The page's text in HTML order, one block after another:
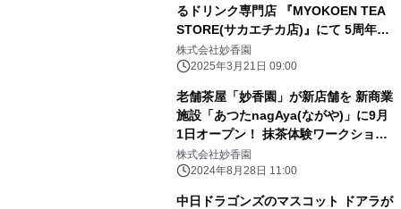
るドリンク専門店 『MYOKOEN TEA
STORE(サカエチカ店)』にて 5周年記
念キャンペーン開催中！
株式会社妙香園
2025年3月21日 09:00
老舗茶屋「妙香園」が新店舗を 新商業
施設「あつたnagAya(ながや)」に9月
1日オープン！ 抹茶体験ワークショッ
プとほうじ茶焙煎を楽しむ 新しいお茶
の空間
株式会社妙香園
2024年8月28日 11:00
中日ドラゴンズのマスコット ドアラが